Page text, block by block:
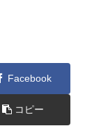
Facebook
コピー